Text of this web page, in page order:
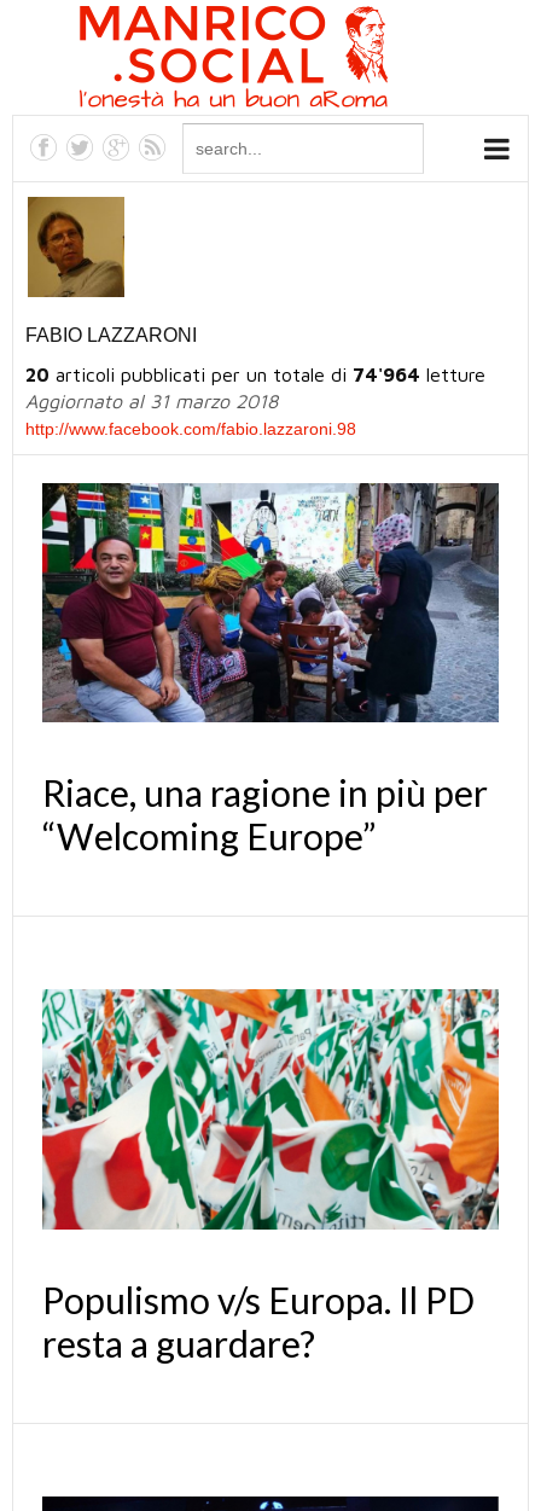
FABIO LAZZARONI
20 articoli pubblicati per un totale di 74'964 letture
Aggiornato al 31 marzo 2018
http://www.facebook.com/fabio.lazzaroni.98
Riace, una ragione in più per
“Welcoming Europe”
Populismo v/s Europa. Il PD
resta a guardare?